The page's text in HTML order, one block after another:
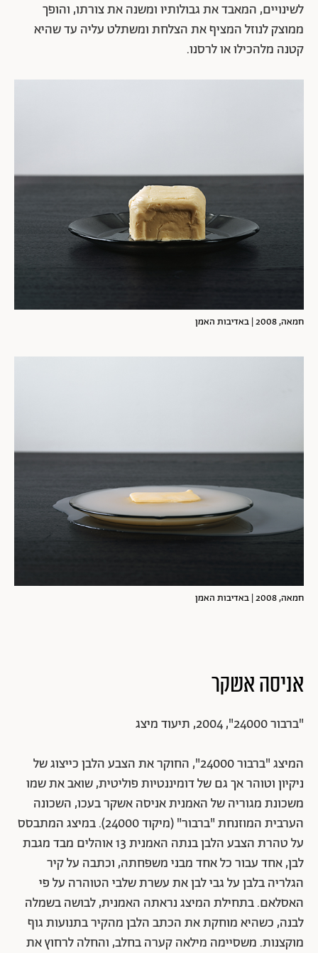
תצלומיו של רובי ליבוביץ עוסקים לרוב במרחב הביתי
ובגבולותיו. צמד תצלומי החמאה במצבי צבירה שונים של
הימסות הם חלק מן הסדרה "סף", שעסקה בקו הגבול
שונים, בין איפוק המאפשר לשמור על גבולות לבין
התמוססותו. החמאה מוצגת כחומר רך ושברירי הנתון
לשינויים, המאבד את גבולותיו ומשנה את צורתו, והופך
ממוצק לנוזל המציף את הצלחת ומשתלט עליה עד שהיא
קטנה מלהכילו או לרסנו.
חמאה, 2008 | באדיבות האמן
אניסה אשקר
"ברבור 24000", 2004, תיעוד מיצג